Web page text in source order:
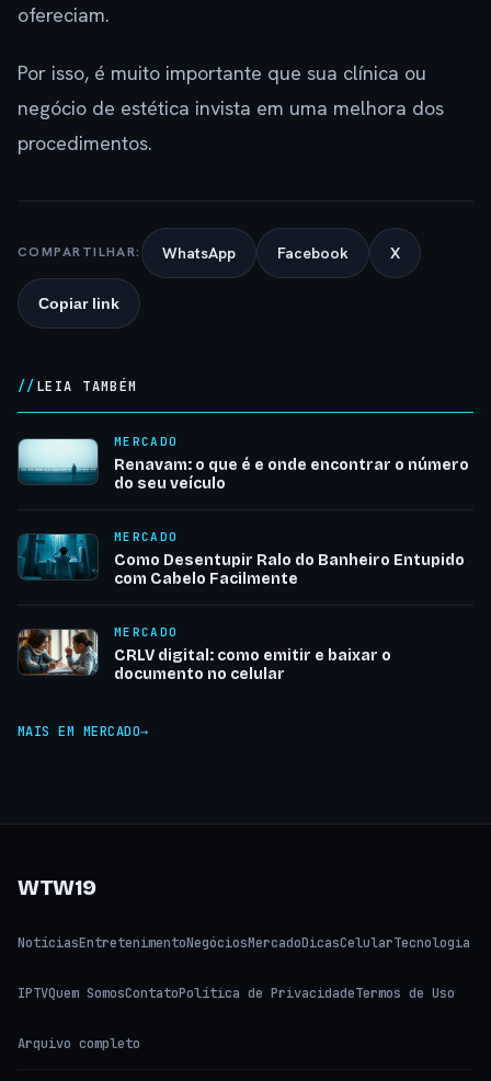
ofereciam.
Por isso, é muito importante que sua clínica ou
negócio de estética invista em uma melhora dos
procedimentos.
COMPARTILHAR: WhatsApp Facebook X
Copiar link
LEIA TAMBÉM
MERCADO
Renavam: o que é e onde encontrar o número
do seu veículo
MERCADO
Como Desentupir Ralo do Banheiro Entupido
com Cabelo Facilmente
MERCADO
CRLV digital: como emitir e baixar o
documento no celular
MAIS EM MERCADO
WTW19
NotíciasEntretenimentoNegóciosMercadoDicasCelularTecnologia
IPTVQuem SomosContatoPolítica de PrivacidadeTermos de Uso
Arquivo completo